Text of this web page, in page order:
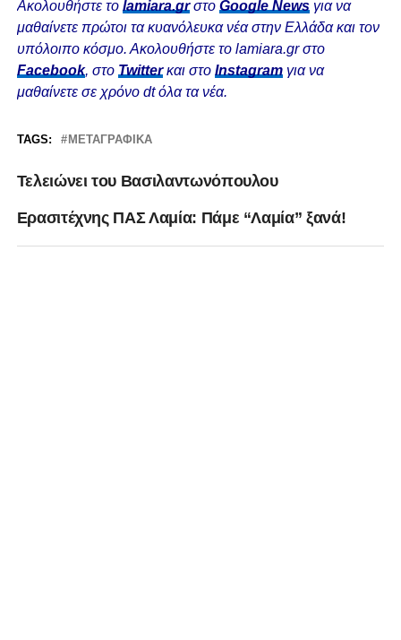
Ακολουθήστε το lamiara.grστο Google Newsγια να
μαθαίνετε πρώτοι τα κυανόλευκα νέα στην Ελλάδα και τον
υπόλοιπο κόσμο. Ακολουθήστε το lamiara.gr στο
Facebook, στο Twitterκαι στο Instagram για να
μαθαίνετε σε χρόνο dt όλα τα νέα.
TAGS: ΜΕΤΑΓΡΑΦΙΚΆ
Τελειώνει του Βασιλαντωνόπουλου
Ερασιτέχνης ΠΑΣ Λαμία: Πάμε “Λαμία” ξανά!